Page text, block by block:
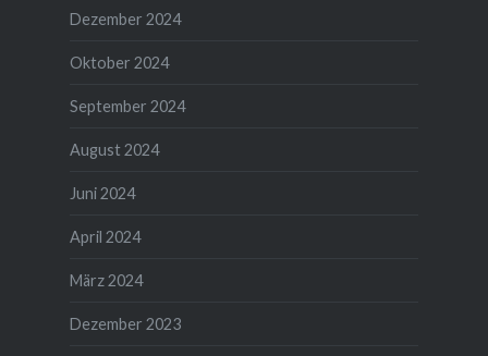
Dezember 2024
Oktober 2024
September 2024
August 2024
Juni 2024
April 2024
März 2024
Dezember 2023